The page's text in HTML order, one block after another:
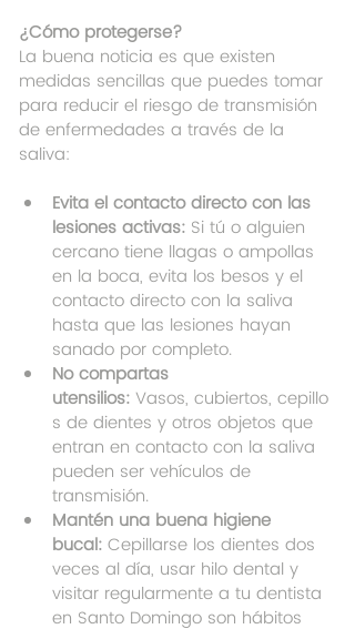
¿Cómo protegerse?
La buena noticia es que existen
medidas sencillas que puedes tomar
para reducir el riesgo de transmisión
de enfermedades a través de la
saliva:
Evita el contacto directo con las
lesiones activas: Si tú o alguien
cercano tiene llagas o ampollas
en la boca, evita los besos y el
contacto directo con la saliva
hasta que las lesiones hayan
sanado por completo.
No compartas
utensilios: Vasos, cubiertos, cepillo
s de dientes y otros objetos que
entran en contacto con la saliva
pueden ser vehículos de
transmisión.
Mantén una buena higiene
bucal: Cepillarse los dientes dos
veces al día, usar hilo dental y
visitar regularmente a tu dentista
en Santo Domingo son hábitos